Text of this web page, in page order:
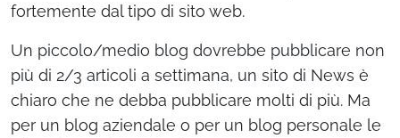
fortemente dal tipo di sito web.
Un piccolo/medio blog dovrebbe pubblicare non
più di 2/3 articoli a settimana, un sito di News è
chiaro che ne debba pubblicare molti di più. Ma
per un blog aziendale o per un blog personale le